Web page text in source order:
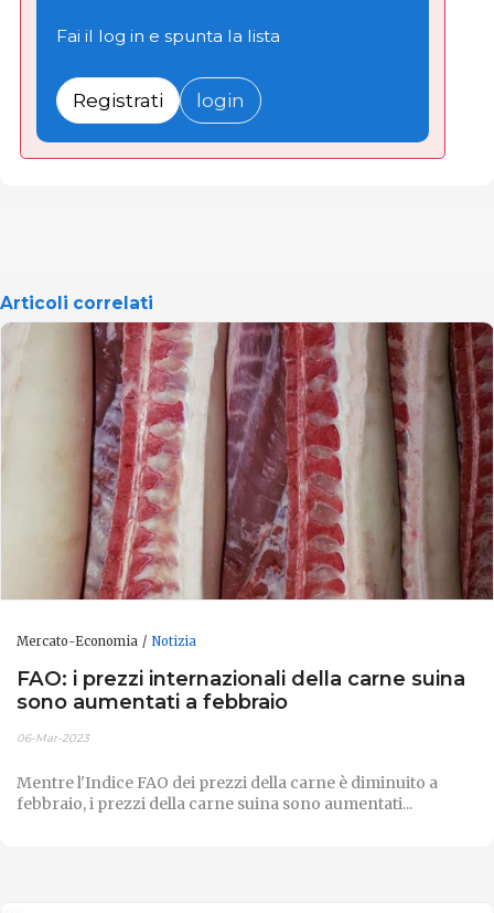
Fai il log in e spunta la lista
Registrati login
Articoli correlati
Mercato-Economia Notizia
FAO: i prezzi internazionali della carne suina
sono aumentati a febbraio
06-Mar-2023
Mentre l'Indice FAO dei prezzi della carne è diminuito a
febbraio, i prezzi della carne suina sono aumentati...